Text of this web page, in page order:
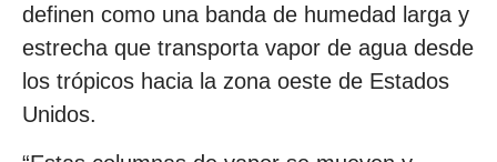
definen como una banda de humedad larga y
estrecha que transporta vapor de agua desde
los trópicos hacia la zona oeste de Estados
Unidos.